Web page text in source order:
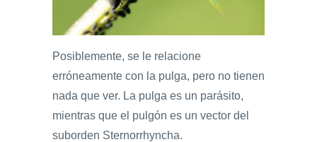
Posiblemente, se le relacione
erróneamente con la pulga, pero no tienen
nada que ver. La pulga es un parásito,
mientras que el pulgón es un vector del
suborden Sternorrhyncha.